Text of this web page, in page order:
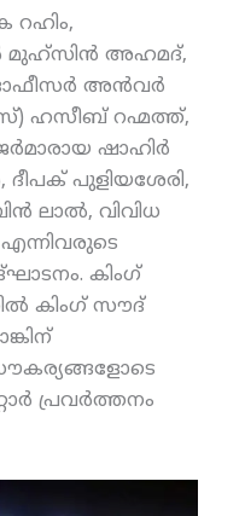
മുഹ്‌സിന്‍ അഹമദ്,
ഓഫീസര്‍ അന്‍വര്‍
ഹസീബ് റഹ്മത്ത്,
ഷാഹിര്‍
ദീപക് പുളിയശേരി,
ലാല്‍, വിവിധ
കിംഗ്
കിംഗ് സൗദ്
പ്രവര്‍ത്തനം